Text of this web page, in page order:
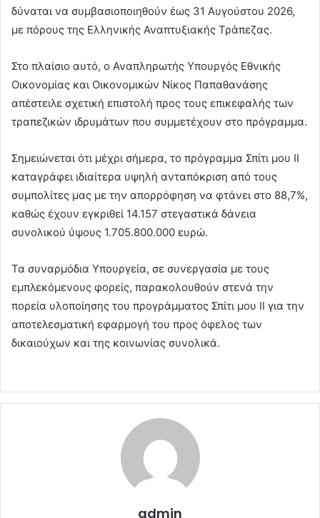
δύναται να συμβασιοποιηθούν έως 31 Αυγούστου 2026,
με πόρους της Ελληνικής Αναπτυξιακής Τράπεζας.
Στο πλαίσιο αυτό, ο Αναπληρωτής Υπουργός Εθνικής
Οικονομίας και Οικονομικών Νίκος Παπαθανάσης
απέστειλε σχετική επιστολή προς τους επικεφαλής των
τραπεζικών ιδρυμάτων που συμμετέχουν στο πρόγραμμα.
Σημειώνεται ότι μέχρι σήμερα, το πρόγραμμα Σπίτι μου ΙΙ
καταγράφει ιδιαίτερα υψηλή ανταπόκριση από τους
συμπολίτες μας με την απορρόφηση να φτάνει στο 88,7%,
καθώς έχουν εγκριθεί 14.157 στεγαστικά δάνεια
συνολικού ύψους 1.705.800.000 ευρώ.
Τα συναρμόδια Υπουργεία, σε συνεργασία με τους
εμπλεκόμενους φορείς, παρακολουθούν στενά την
πορεία υλοποίησης του προγράμματος Σπίτι μου ΙΙ για την
αποτελεσματική εφαρμογή του προς όφελος των
δικαιούχων και της κοινωνίας συνολικά.
admin